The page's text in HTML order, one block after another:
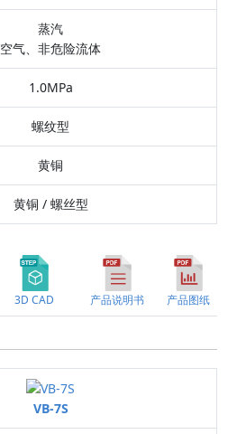
蒸汽
空气、非危险流体
1.0MPa
螺纹型
黄铜
黄铜 / 螺丝型
3D CAD 产品说明书 产品图纸
VB-7S